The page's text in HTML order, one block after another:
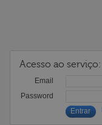
Acesso ao serviço:
Email
Password